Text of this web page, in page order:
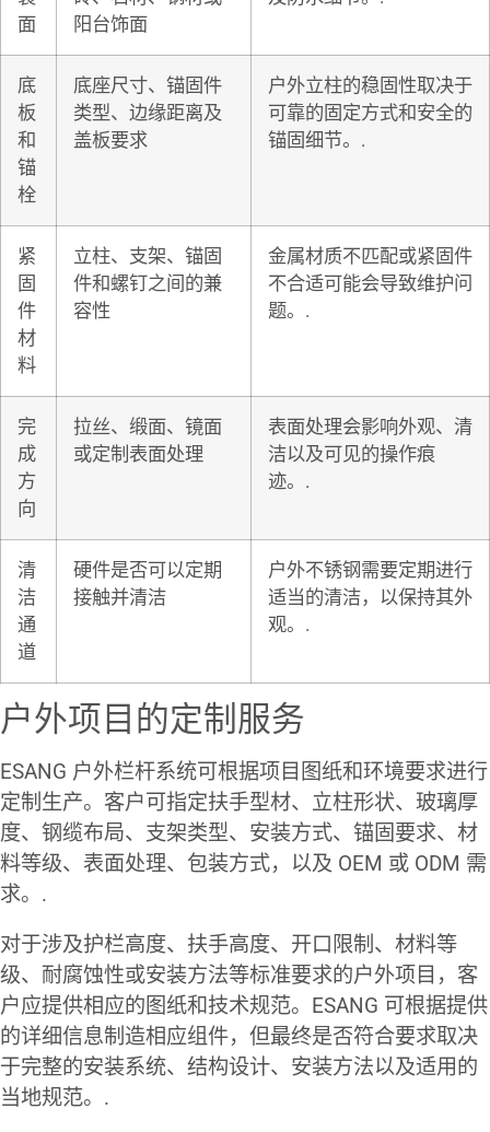
面
阳台饰面
底
板
和
锚
栓
底座尺寸、锚固件
类型、边缘距离及
盖板要求
户外立柱的稳固性取决于
可靠的固定方式和安全的
锚固细节。.
紧
固
件
材
料
立柱、支架、锚固
件和螺钉之间的兼
容性
金属材质不匹配或紧固件
不合适可能会导致维护问
题。.
完
成
方
向
拉丝、缎面、镜面
或定制表面处理
表面处理会影响外观、清
洁以及可见的操作痕
迹。.
清
洁
通
道
硬件是否可以定期
接触并清洁
户外不锈钢需要定期进行
适当的清洁，以保持其外
观。.
户外项目的定制服务
ESANG 户外栏杆系统可根据项目图纸和环境要求进行
定制生产。客户可指定扶手型材、立柱形状、玻璃厚
度、钢缆布局、支架类型、安装方式、锚固要求、材
料等级、表面处理、包装方式，以及 OEM 或 ODM 需
求。.
对于涉及护栏高度、扶手高度、开口限制、材料等
级、耐腐蚀性或安装方法等标准要求的户外项目，客
户应提供相应的图纸和技术规范。ESANG 可根据提供
的详细信息制造相应组件，但最终是否符合要求取决
于完整的安装系统、结构设计、安装方法以及适用的
当地规范。.